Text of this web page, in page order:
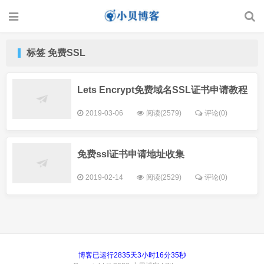
标签 免费SSL
Lets Encrypt免费域名SSL证书申请教程
2019-03-06 阅读(2579) 评论(0)
免费ssl证书申请地址收集
2019-02-14 阅读(2529) 评论(0)
博客已运行2835天3小时16分35秒